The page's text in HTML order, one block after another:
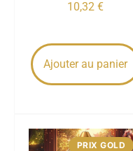
10,32 €
Ajouter au panier
PRIX GOLD